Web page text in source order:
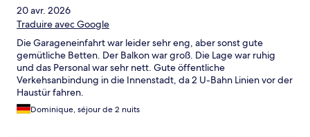
20 avr. 2026
Traduire avec Google
Die Garageneinfahrt war leider sehr eng, aber sonst gute
gemütliche Betten. Der Balkon war groß. Die Lage war ruhig
und das Personal war sehr nett. Gute öffentliche
Verkehsanbindung in die Innenstadt, da 2 U-Bahn Linien vor der
Haustür fahren.
Dominique, séjour de 2 nuits